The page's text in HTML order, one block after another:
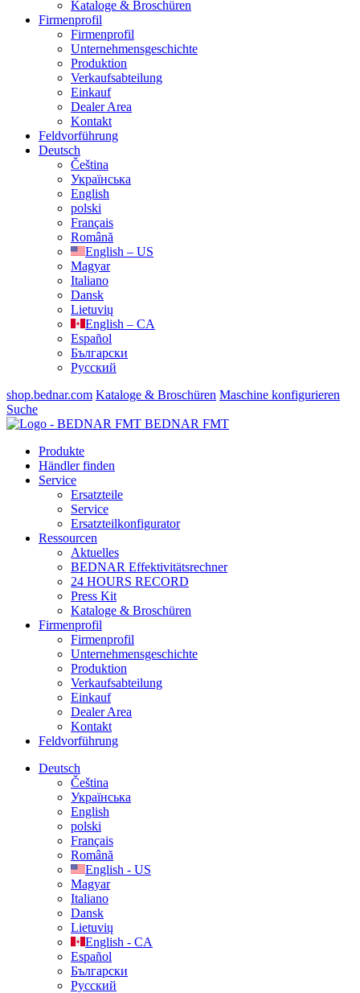
Kataloge & Broschüren
Firmenprofil
Firmenprofil
Unternehmensgeschichte
Produktion
Verkaufsabteilung
Einkauf
Dealer Area
Kontakt
Feldvorführung
Deutsch
Čeština
Українська
English
polski
Français
Română
English – US
Magyar
Italiano
Dansk
Lietuvių
English – CA
Español
Български
Русский
shop.bednar.com Kataloge & Broschüren Maschine konfigurieren
Suche
BEDNAR FMT
Produkte
Händler finden
Service
Ersatzteile
Service
Ersatzteilkonfigurator
Ressourcen
Aktuelles
BEDNAR Effektivitätsrechner
24 HOURS RECORD
Press Kit
Kataloge & Broschüren
Firmenprofil
Firmenprofil
Unternehmensgeschichte
Produktion
Verkaufsabteilung
Einkauf
Dealer Area
Kontakt
Feldvorführung
Deutsch
Čeština
Українська
English
polski
Français
Română
English - US
Magyar
Italiano
Dansk
Lietuvių
English - CA
Español
Български
Русский